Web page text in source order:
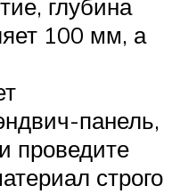
глубина
100 мм, а
панель,
проведите
строго